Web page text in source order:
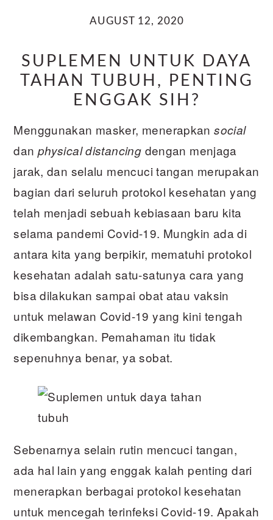
AUGUST 12, 2020
SUPLEMEN UNTUK DAYA
TAHAN TUBUH, PENTING
ENGGAK SIH?
Menggunakan masker, menerapkansocial
dan physical distancing dengan menjaga
jarak, dan selalu mencuci tangan merupakan
bagian dari seluruh protokol kesehatan yang
telah menjadi sebuah kebiasaan baru kita
selama pandemi Covid-19. Mungkin ada di
antara kita yang berpikir, mematuhi protokol
kesehatan adalah satu-satunya cara yang
bisa dilakukan sampai obat atau vaksin
untuk melawan Covid-19 yang kini tengah
dikembangkan. Pemahaman itu tidak
sepenuhnya benar, ya sobat.
Sebenarnya selain rutin mencuci tangan,
ada hal lain yang enggak kalah penting dari
menerapkan berbagai protokol kesehatan
untuk mencegah terinfeksi Covid-19. Apakah